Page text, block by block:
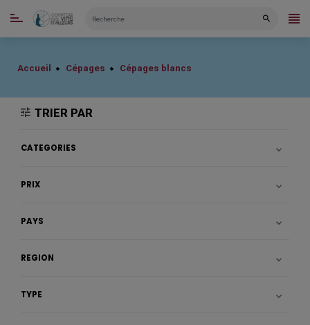
CATÉGORIES
Accueil Cépages Cépages blancs
TRIER PAR
CATÉGORIES 
PRIX 
PAYS 
RÉGION 
TYPE 